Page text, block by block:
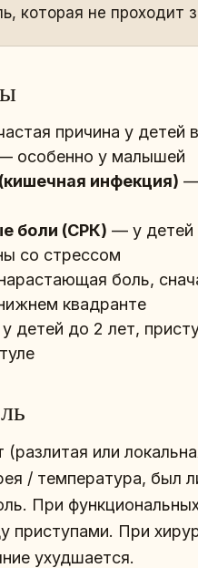
которая не проходит
причина у детей
особенно у малышей
инфекция) —
боли (СРК) — у детей
со стрессом
боль,
квадранте
детей до 2 лет,
или
/ температура, был
При
приступами. При
ухудшается.